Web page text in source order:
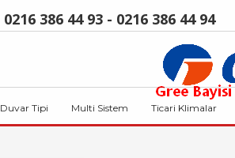
0216 386 44 93 - 0216 386 44 94
Duvar Tipi Multi Sistem Ticari Klimalar